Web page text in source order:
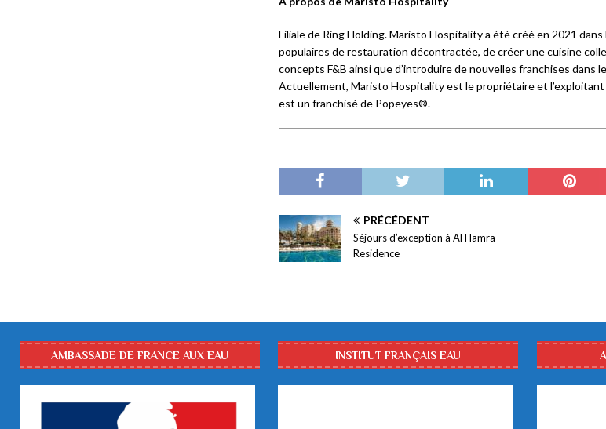
Filiale de Ring Holding. Maristo Hospitality a été créé en 2021
populaires de restauration décontractée, de créer une cuisine
concepts F&B ainsi que d’introduire de nouvelles franchises dans
Actuellement, Maristo Hospitality est le propriétaire et l’exploitant
est un franchisé de Popeyes®.
PRÉCÉDENT
Séjours d’exception à Al Hamra
Residence
AMBASSADE DE FRANCE AUX EAU INSTITUT FRANÇAIS EAU